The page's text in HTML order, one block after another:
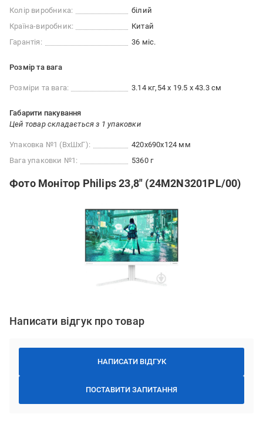
Колір виробника:
білий
Країна-виробник:
Китай
Гарантія:
36 міс.
Розмір та вага
Розміри та вага: 3.14 кг 54 x 19.5 x 43.3 см
Габарити пакування
Цей товар складається з 1 упаковки
Упаковка №1 (ВхШхГ):
420x690x124 мм
Вага упаковки №1:
5360 г
Фото Монітор Philips 23,8" (24M2N3201PL/00)
Написати відгук про товар
НАПИСАТИ ВІДГУК
ПОСТАВИТИ ЗАПИТАННЯ